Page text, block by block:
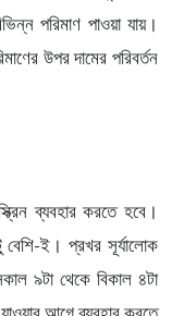
পরিমাণ পাওয়া যায়।
উপর দামের পরিবর্তন
ব্যবহার করতে হবে।
ই। প্রখর সূর্যালোক
৯টা থেকে বিকাল ৪টা